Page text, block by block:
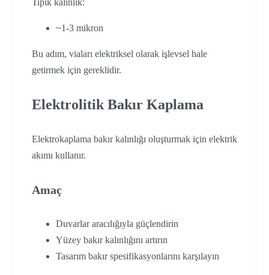
Tipik kalınlık:
~1-3 mikron
Bu adım, viaları elektriksel olarak işlevsel hale
getirmek için gereklidir.
Elektrolitik Bakır Kaplama
Elektrokaplama bakır kalınlığı oluşturmak için elektrik
akımı kullanır.
Amaç
Duvarlar aracılığıyla güçlendirin
Yüzey bakır kalınlığını artırın
Tasarım bakır spesifikasyonlarını karşılayın